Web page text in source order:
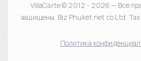
VillaCarte © 2012 - 2026 — Все
защищены. Biz Phuket.net co Ltd. Tax
Политика